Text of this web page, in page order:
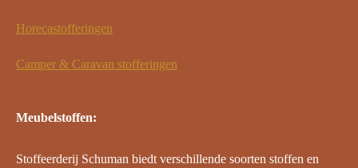
Horecastofferingen
Camper & Caravan stofferingen
Meubelstoffen:
Stoffeerderij Schuman biedt verschillende soorten stoffen en